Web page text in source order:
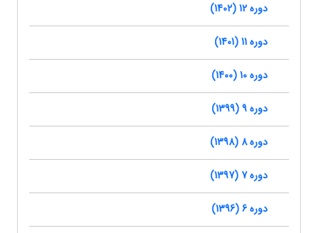
دوره 12 (1402)
دوره 11 (1401)
دوره 10 (1400)
دوره 9 (1399)
دوره 8 (1398)
دوره 7 (1397)
دوره 6 (1396)